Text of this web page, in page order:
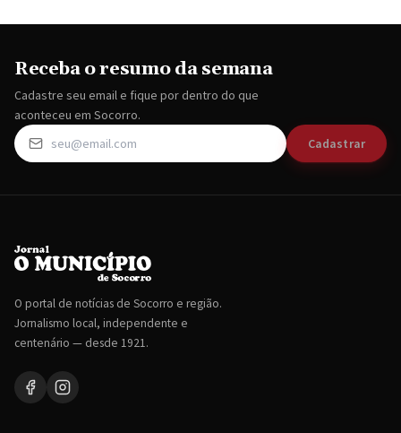
Receba o resumo da semana
Cadastre seu email e fique por dentro do que
aconteceu em Socorro.
Cadastrar
O portal de notícias de Socorro e região.
Jornalismo local, independente e
centenário — desde 1921.